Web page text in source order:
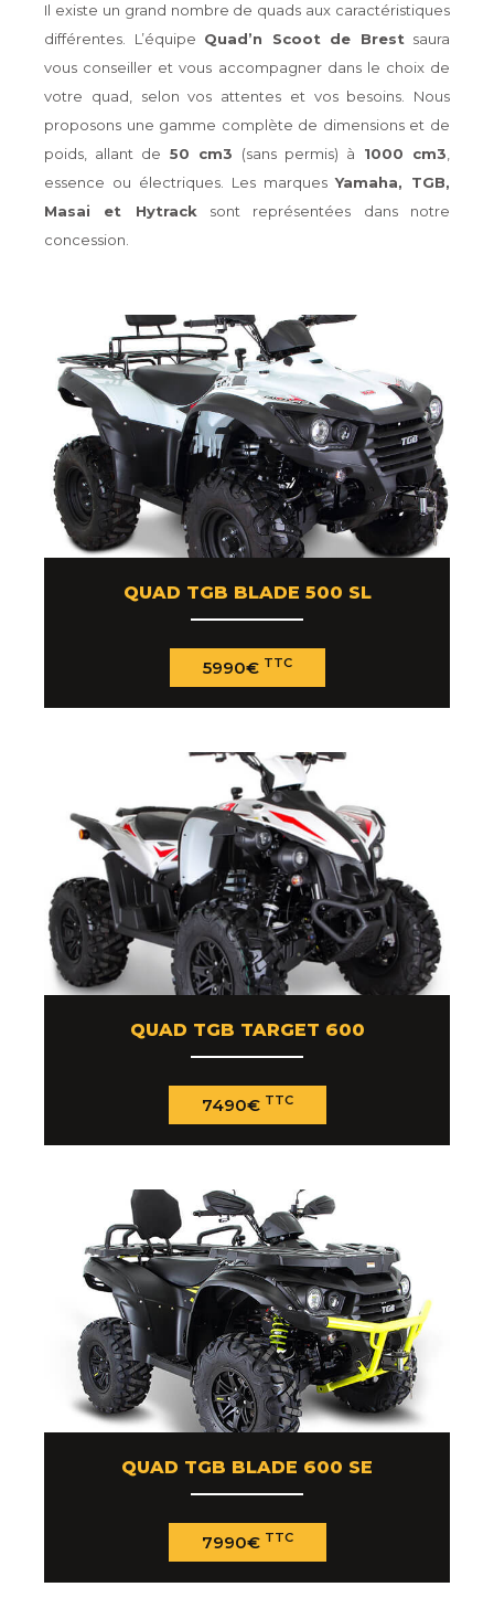
Il existe un grand nombre de quads aux caractéristiques
différentes. L’équipe Quad’n Scoot de Brestsaura
vous conseiller et vous accompagner dans le choix de
votre quad, selon vos attentes et vos besoins. Nous
proposons une gamme complète de dimensions et de
poids, allant de 50 cm3 (sans permis) à 1000 cm3,
essence ou électriques. Les marquesYamaha, TGB,
Masai et Hytracksont représentées dans notre
concession.
QUAD TGB BLADE 500 SL
5990€ TTC
QUAD TGB TARGET 600
7490€ TTC
QUAD TGB BLADE 600 SE
7990€ TTC